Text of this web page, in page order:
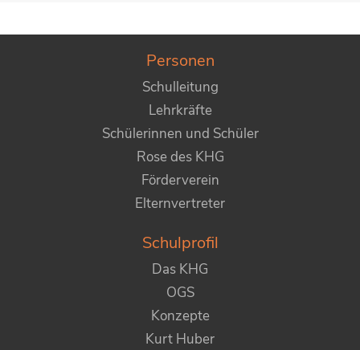
Personen
Schulleitung
Lehrkräfte
Schülerinnen und Schüler
Rose des KHG
Förderverein
Elternvertreter
Schulprofil
Das KHG
OGS
Konzepte
Kurt Huber